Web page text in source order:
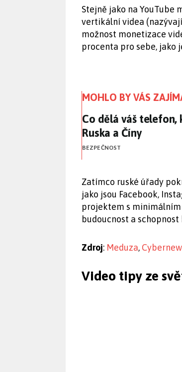
Stejně jako na YouTube
vertikální videa
možnost monetizace
procenta pro sebe, jako
MOHLO BY VÁS
Co dělá váš telefon,
Co dělá váš telefon,
Ruska a Číny
BEZPEČNOST
Zatímco ruské úřady
jako jsou Facebook,
projektem s
budoucnost a
Zdroj: Meduza,
Video tipy ze